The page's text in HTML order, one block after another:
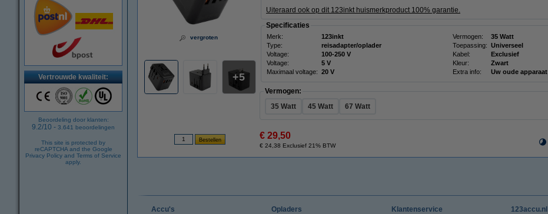
Vertrouwde kwaliteit:
Beoordeling door klanten:
9.2/10 - 3.641 beoordelingen
This site is protected by
reCAPTCHA and the Google
Privacy Policy and Terms of Service
apply.
vergroten
5
Uiteraard ook op dit 123inkt huismerkproduct 100% garantie.
Specificaties
Merk: 123inkt Vermogen:
35 Watt
Type:
reisadapter/oplader Toepassing: Universeel
Voltage:
100-250 V Kabel:
Exclusief
Voltage:
5 V Kleur:
Zwart
Maximaal voltage: 20 V Extra info: Uw oude apparaat
Vermogen:
35 Watt
45 Watt 67 Watt
€ 29,50
€ 24,38 Exclusief 21% BTW
Accu's
Opladers
Klantenservice
123accu.nl